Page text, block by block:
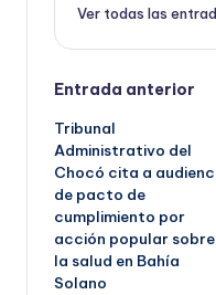
Ver todas las
de
entradas
Entrada anterior
Tribunal
Administrativo del
Chocó cita a
de pacto de
cumplimiento por
acción popular sobre
la salud en Bahía
Solano